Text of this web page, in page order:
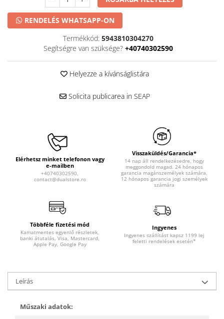
RENDELÉS WHATSAPP-ON
Termékkód: 5943810304270
Segítségre van szüksége? +40740302590
Helyezze a kívánságlistára
Solicita publicarea in SEAP
Elérhetsz minket telefonon vagy
e-mailben
+40740302590,
contact@dualstore.ro
Visszaküldés/Garancia*
14 nap áll rendelkezésedre, hogy
meggondold magad. 24 hónapos
garancia magánszemélyek számára,
12 hónapos garancia jogi személyek
számára
Többféle fizetési mód
Kamatmentes egyenlő részletek,
banki átutalás, Visa, Mastercard,
Apple Pay, Google Pay
Ingyenes
Ingyenes szállítást kapsz 1199 lej
feletti rendelések esetén*
Leírás
Műszaki adatok: